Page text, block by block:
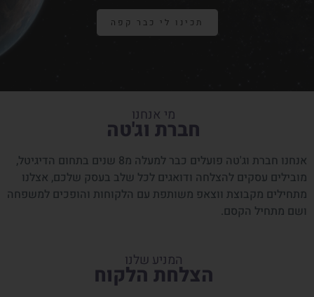
תכינו לי כבר קפה
מי אנחנו
חברת וג'טה
אנחנו חברת וג'טה פועלים כבר למעלה מ8 שנים בתחום הדיגיטל,
מובילים עסקים להצלחה ודואגים לכל שלב בעסק שלכם, אצלנו
מתחילים מקבוצת ווצאפ משותפת עם הלקוחות והופכים למשפחה
ושם מתחיל הקסם.
המניע שלנו
הצלחת הלקוח